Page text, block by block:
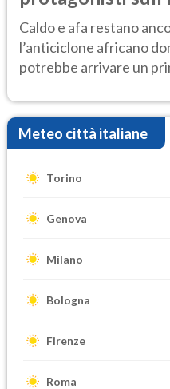
Caldo e afa restano
l’anticiclone africano
potrebbe arrivare un
Meteo città italiane
Torino
Genova
Milano
Bologna
Firenze
Roma